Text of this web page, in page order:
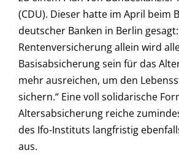
(CDU). Dieser hatte im April beim
deutscher Banken in Berlin
Rentenversicherung allein wird
Basisabsicherung sein für das
mehr ausreichen, um den
sichern.“ Eine voll solidarische
Altersabsicherung reiche
des Ifo-Instituts langfristig
aus.